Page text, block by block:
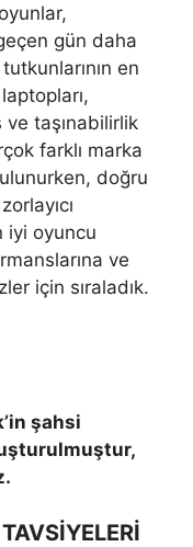
gün daha
en
taşınabilirlik
farklı marka
doğru
iyi oyuncu
ve
için sıraladık.
şahsi